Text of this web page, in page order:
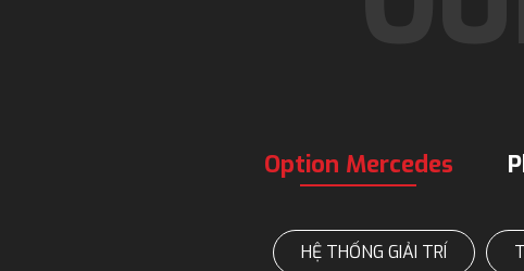
Option Mercedes
HỆ THỐNG GIẢI TRÍ